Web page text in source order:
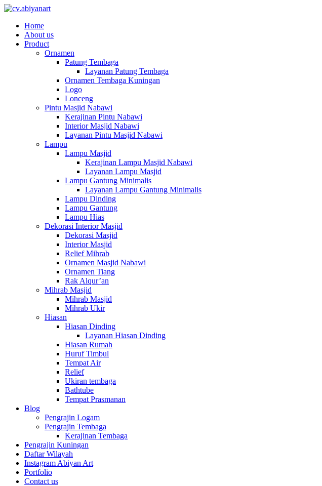
Home
About us
Product
Ornamen
Patung Tembaga
Layanan Patung Tembaga
Ornamen Tembaga Kuningan
Logo
Lonceng
Pintu Masjid Nabawi
Kerajinan Pintu Nabawi
Interior Masjid Nabawi
Layanan Pintu Masjid Nabawi
Lampu
Lampu Masjid
Kerajinan Lampu Masjid Nabawi
Layanan Lampu Masjid
Lampu Gantung Minimalis
Layanan Lampu Gantung Minimalis
Lampu Dinding
Lampu Gantung
Lampu Hias
Dekorasi Interior Masjid
Dekorasi Masjid
Interior Masjid
Relief Mihrab
Ornamen Masjid Nabawi
Ornamen Tiang
Rak Alqur’an
Mihrab Masjid
Mihrab Masjid
Mihrab Ukir
Hiasan
Hiasan Dinding
Layanan Hiasan Dinding
Hiasan Rumah
Huruf Timbul
Tempat Air
Relief
Ukiran tembaga
Bathtube
Tempat Prasmanan
Blog
Pengrajin Logam
Pengrajin Tembaga
Kerajinan Tembaga
Pengrajin Kuningan
Daftar Wilayah
Instagram Abiyan Art
Portfolio
Contact us